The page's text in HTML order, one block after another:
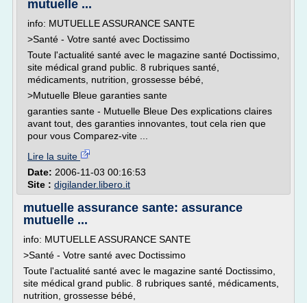
mutuelle ...
info: MUTUELLE ASSURANCE SANTE
>Santé - Votre santé avec Doctissimo
Toute l'actualité santé avec le magazine santé Doctissimo,
site médical grand public. 8 rubriques santé,
médicaments, nutrition, grossesse bébé,
>Mutuelle Bleue garanties sante
garanties sante - Mutuelle Bleue Des explications claires
avant tout, des garanties innovantes, tout cela rien que
pour vous Comparez-vite ...
Lire la suite
Date: 2006-11-03 00:16:53
Site : digilander.libero.it
mutuelle assurance sante: assurance
mutuelle ...
info: MUTUELLE ASSURANCE SANTE
>Santé - Votre santé avec Doctissimo
Toute l'actualité santé avec le magazine santé Doctissimo,
site médical grand public. 8 rubriques santé, médicaments,
nutrition, grossesse bébé,